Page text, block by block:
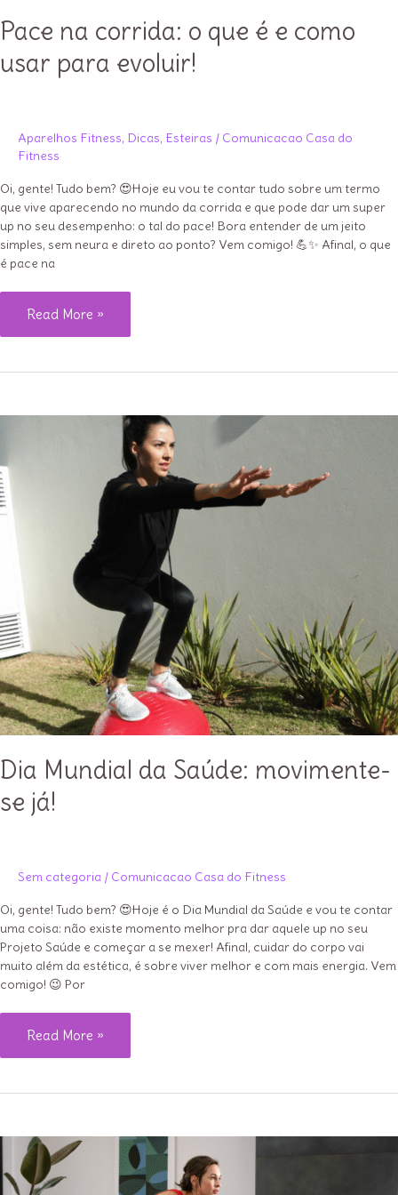
Pace na corrida: o que é e como
usar para evoluir!
Aparelhos Fitness, Dicas, Esteiras / Comunicacao Casa do
Fitness
Oi, gente! Tudo bem? 😍Hoje eu vou te contar tudo sobre um termo
que vive aparecendo no mundo da corrida e que pode dar um super
up no seu desempenho: o tal do pace! Bora entender de um jeito
simples, sem neura e direto ao ponto? Vem comigo! 💪✨ Afinal, o que
é pace na
Pace
na
Read More »
Dia Mundial da Saúde: movimente-
se já!
Sem categoria / Comunicacao Casa do Fitness
Oi, gente! Tudo bem? 😍Hoje é o Dia Mundial da Saúde e vou te contar
uma coisa: não existe momento melhor pra dar aquele up no seu
Projeto Saúde e começar a se mexer! Afinal, cuidar do corpo vai
muito além da estética, é sobre viver melhor e com mais energia. Vem
comigo! 😉 Por
Dia
Mundial
se
já!
Read More »